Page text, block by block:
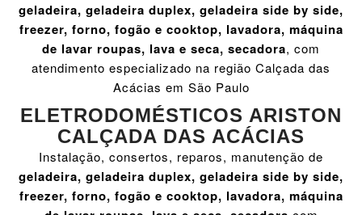
geladeira, geladeira duplex, geladeira side by side,
freezer, forno, fogão e cooktop, lavadora, máquina
de lavar roupas, lava e seca, secadora, com
atendimento especializado na região Calçada das
Acácias em São Paulo
ELETRODOMÉSTICOS ARISTON
CALÇADA DAS ACÁCIAS
Instalação, consertos, reparos, manutenção de
geladeira, geladeira duplex, geladeira side by side,
freezer, forno, fogão e cooktop, lavadora, máquina